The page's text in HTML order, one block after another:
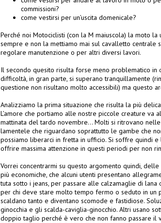
commissioni?
come vestirsi per un’uscita domenicale?
Perché noi Motociclisti (con la M maiuscola) la moto la
sempre e non la mettiamo mai sul cavalletto centrale
regolare manutenzione o per altri diversi lavori.
Il secondo quesito risulta forse meno problematico in
difficoltà, in gran parte, si superano tranquillamente
questione non risultano molto accessibili) ma questo
Analizziamo la prima situazione che risulta la più
L’amore che portiamo alle nostre piccole creature
mattinata del tardo novembre… Molti si ritrovano
lamentele che riguardano soprattutto le gambe che
possiamo liberarci in fretta in ufficio. Si soffre quindi
offrire massima attenzione in questi periodi per non
Vorrei concentrarmi su questo argomento quindi,
più economiche, che alcuni utenti presentano
tuta sotto i jeans, per passare alle calzamaglie di lana
per chi deve stare molto tempo fermo o seduto in un
scaldano tanto e diventano scomode e fastidiose.
ginocchia e gli scalda-caviglia-ginocchio. Altri usano
doppio taglio perché è vero che non fanno passare il